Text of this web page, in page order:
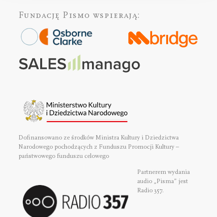
Fundację Pismo wspierają:
Dofinansowano ze środków Ministra Kultury i Dziedzictwa
Narodowego pochodzących z Funduszu Promocji Kultury –
państwowego funduszu celowego
Partnerem wydania
audio „Pisma” jest
Radio 357.